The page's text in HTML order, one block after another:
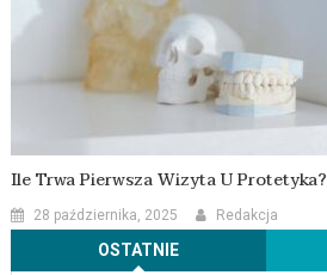
Ile Trwa Pierwsza Wizyta U Protetyka?
28 października, 2025 Redakcja
OSTATNIE